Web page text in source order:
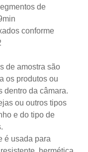
de
conforme
de amostra são
os produtos ou
dentro da câmara.
ou outros tipos
e do tipo de
é usada para